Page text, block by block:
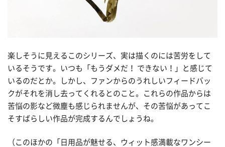
楽しそうに見えるこのシリーズ、実は描くのには苦労をして
いるそうです。いつも「もうダメだ！ できない！」と感じて
いるのだとか。しかし、ファンからのうれしいフィードバッ
クがそれを消し去ってくれるとのこと。これらの作品からは
苦悩の影など微塵も感じられませんが、その苦悩があってこ
そすばらしい作品が完成するんでしょうね。
（このほかの「日用品が魅せる、ウィット感満載なワンシー